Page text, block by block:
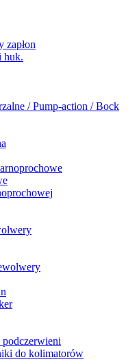
zapłon
huk.
/ Pump-action / Bock
podczerwieni
do kolimatorów